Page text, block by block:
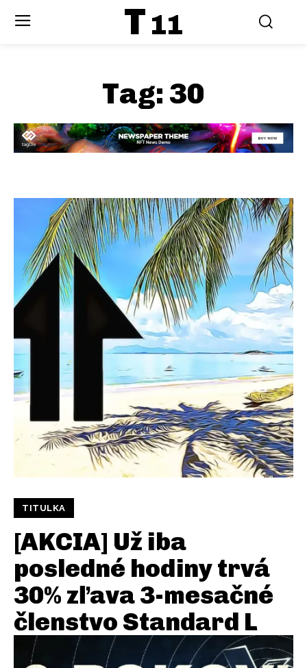
T 11
Tag: 30
TITULKA
[AKCIA] Už iba
posledné hodiny trvá
30% zľava 3-mesačné
členstvo Standard L